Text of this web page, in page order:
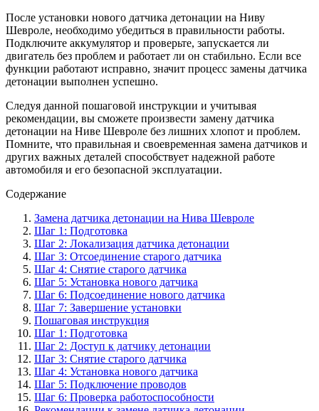
После установки нового датчика детонации на Ниву
Шевроле, необходимо убедиться в правильности работы.
Подключите аккумулятор и проверьте, запускается ли
двигатель без проблем и работает ли он стабильно. Если все
функции работают исправно, значит процесс замены датчика
детонации выполнен успешно.
Следуя данной пошаговой инструкции и учитывая
рекомендации, вы сможете произвести замену датчика
детонации на Ниве Шевроле без лишних хлопот и проблем.
Помните, что правильная и своевременная замена датчиков и
других важных деталей способствует надежной работе
автомобиля и его безопасной эксплуатации.
Содержание
Замена датчика детонации на Нива Шевроле
Шаг 1: Подготовка
Шаг 2: Локализация датчика детонации
Шаг 3: Отсоединение старого датчика
Шаг 4: Снятие старого датчика
Шаг 5: Установка нового датчика
Шаг 6: Подсоединение нового датчика
Шаг 7: Завершение установки
Пошаговая инструкция
Шаг 1: Подготовка
Шаг 2: Доступ к датчику детонации
Шаг 3: Снятие старого датчика
Шаг 4: Установка нового датчика
Шаг 5: Подключение проводов
Шаг 6: Проверка работоспособности